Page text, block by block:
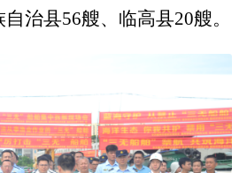
治县56艘、临高县20艘。